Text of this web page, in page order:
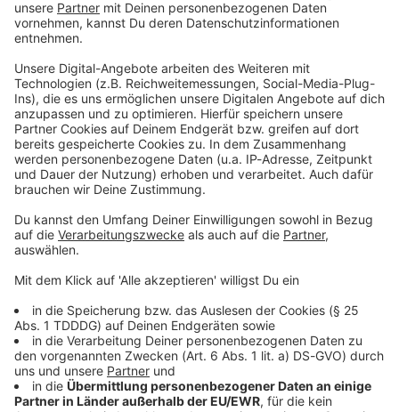
Studio Hotline
Kontaktformular
Sprachnachricht
DAS KÖNNTE DICH AUCH INTERESSIEREN
Haustiere